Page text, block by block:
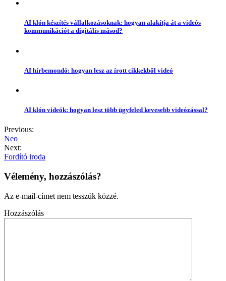
AI klón készítés vállalkozásoknak: hogyan alakítja át a videós
kommunikációt a digitális másod?
AI hírbemondó: hogyan lesz az írott cikkekből videó
AI klón videók: hogyan lesz több ügyfeled kevesebb videózással?
Previous:
Neo
Next:
Fordító iroda
Vélemény, hozzászólás?
Az e-mail-címet nem tesszük közzé.
Hozzászólás